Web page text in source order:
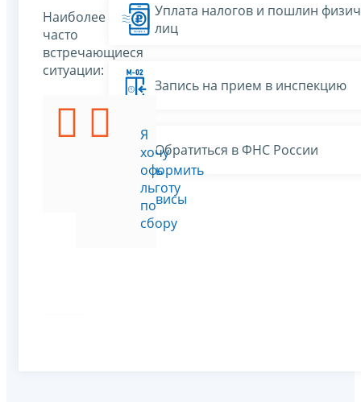
Наиболее
часто
встречающиеся
ситуации:
Я
уплатить
Я
хочу
оформить
льготу
по
сбору
Уплата налогов и пошлин
лиц
Запись на прием в инспекцию
Обратиться в ФНС России
Все сервисы